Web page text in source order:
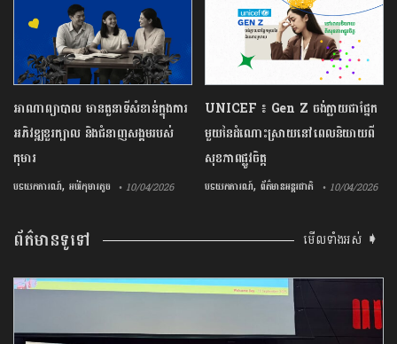
អាណាព្យាបាល មានតួនាទីសំខាន់ក្នុងការ
អភិវឌ្ឍខួរក្បាល និងជំនាញសង្គមរបស់
កុមារ
បទយកការណ៍, អប់រំកុមារតូច • 10/04/2026
UNICEF ៖ Gen Z ចង់ក្លាយ​ជា​ផ្នែក​
មួយ​នៃ​ដំណោះស្រាយ​នៅ​ពេល​និយាយ​ពី
សុខភាព​ផ្លូវចិត្ត
បទយកការណ៍, ព័ត៌មានអន្តរជាតិ • 10/04/2026
ព័ត៌មានទូទៅ មើលទាំងអស់ ➧